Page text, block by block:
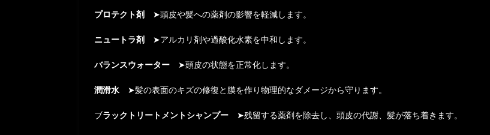
プロテクト剤 ➤頭皮や髪への薬剤の影響を軽減します。
ニュートラ剤 ➤アルカリ剤や過酸化水素を中和します。
バランスウォーター ➤頭皮の状態を正常化します。
潤滑水➤髪の表面のキズの修復と膜を作り物理的なダメージから守ります。
ブラックトリートメントシャンプー ➤残留する薬剤を除去し、頭皮の代謝、髪が落ち着きます。